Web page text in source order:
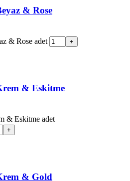
& Rose
& Rose adet +
& Eskitme
& Eskitme adet
+
& Gold